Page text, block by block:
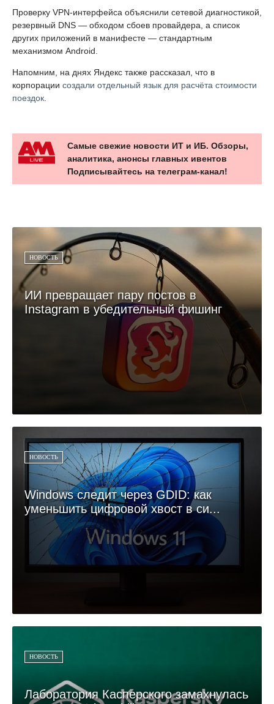
Проверку VPN-интерфейса объяснили сетевой диагностикой,
резервный DNS — обходом сбоев провайдера, а список
других приложений в манифесте — стандартным
механизмом Android.
Напомним, на днях Яндекс также рассказал, что в
корпорации создали отдельный язык для расчёта стоимости
поездок.
Самые свежие новости ИТ и ИБ. Обзоры,
аналитика, анонсы главных ивентов
Подписывайтесь на телеграм-канал!
НОВОСТЬ
ИИ превращает пару постов в
Instagram в убедительный фишинг
НОВОСТЬ
Windows следит через GDID: как
уменьшить цифровой хвост в си...
НОВОСТЬ
Лаборатория Касперского замахнулась